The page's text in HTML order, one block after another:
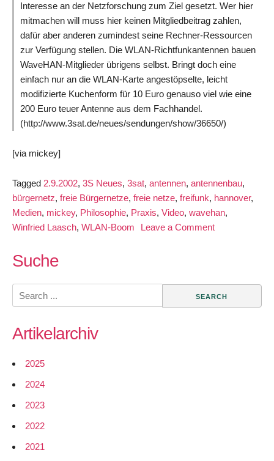
Interesse an der Netzforschung zum Ziel gesetzt. Wer hier
mitmachen will muss hier keinen Mitgliedbeitrag zahlen,
dafür aber anderen zumindest seine Rechner-Ressourcen
zur Verfügung stellen. Die WLAN-Richtfunkantennen bauen
WaveHAN-Mitglieder übrigens selbst. Bringt doch eine
einfach nur an die WLAN-Karte angestöpselte, leicht
modifizierte Kuchenform für 10 Euro genauso viel wie eine
200 Euro teuer Antenne aus dem Fachhandel.
(http://www.3sat.de/neues/sendungen/show/36650/)
[via mickey]
Tagged 2.9.2002, 3S Neues, 3sat, antennen, antennenbau,
bürgernetz, freie Bürgernetze, freie netze, freifunk, hannover,
Medien, mickey, Philosophie, Praxis, Video, wavehan,
Winfried Laasch, WLAN-Boom Leave a Commenton
die
Anfänge
Suche
Search
for:
Artikelarchiv
2025
2024
2023
2022
2021